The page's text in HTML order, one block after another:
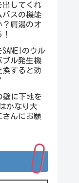
いる場合は
出してくれ
バスの機能
？肩湯のオ
のウル
ブル発生機
換すると効
壁に下地を
かなり大
さんにお願